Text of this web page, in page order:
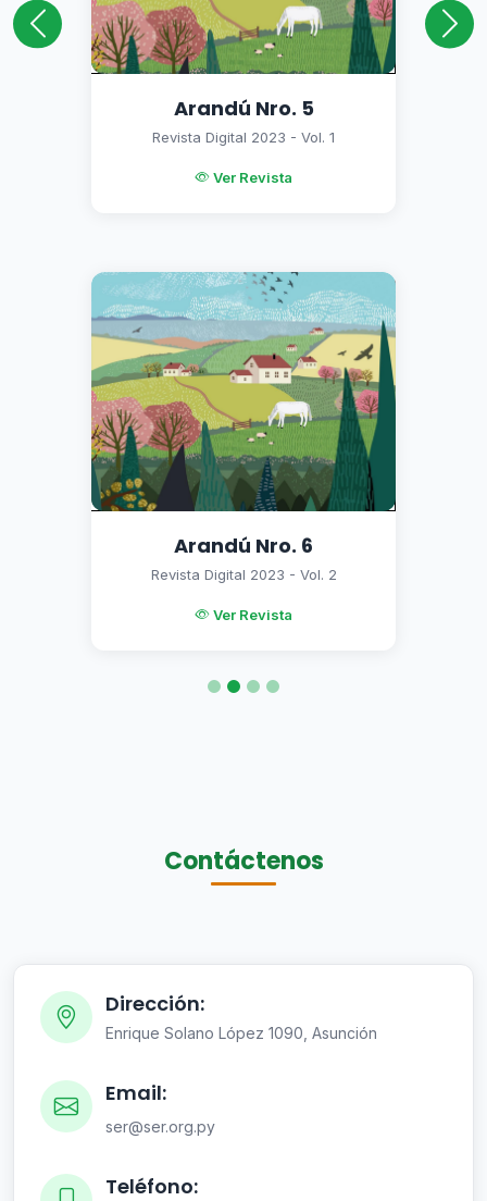
Arandú Nro. 5
Revista Digital 2023 - Vol. 1
Ver Revista
Arandú Nro. 6
Revista Digital 2023 - Vol. 2
Ver Revista
Anterior
Contáctenos
Dirección:
Enrique Solano López 1090, Asunción
Email:
ser@ser.org.py
Teléfono: